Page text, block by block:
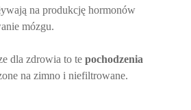
na produkcję hormonów
mózgu.
dla zdrowia to tepochodzenia
na zimno i niefiltrowane.